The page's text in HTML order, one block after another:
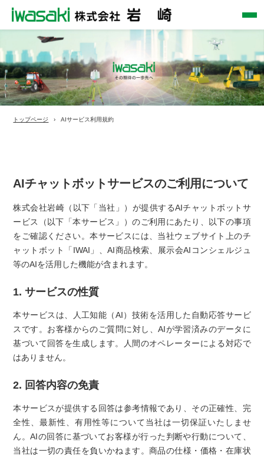
AIチャットボットサービスのご利用について
株式会社岩崎（以下「当社」）が提供するAIチャットボットサ
ービス（以下「本サービス」）のご利用にあたり、以下の事項
をご確認ください。本サービスには、当社ウェブサイト上のチ
ャットボット「IWAI」、AI商品検索、展示会AIコンシェルジュ
等のAIを活用した機能が含まれます。
1. サービスの性質
本サービスは、人工知能（AI）技術を活用した自動応答サービ
スです。お客様からのご質問に対し、AIが学習済みのデータに
基づいて回答を生成します。人間のオペレーターによる対応で
はありません。
2. 回答内容の免責
本サービスが提供する回答は参考情報であり、その正確性、完
全性、最新性、有用性等について当社は一切保証いたしませ
ん。AIの回答に基づいてお客様が行った判断や行動について、
当社は一切の責任を負いかねます。商品の仕様・価格・在庫状
トップページ AIサービス利用規約